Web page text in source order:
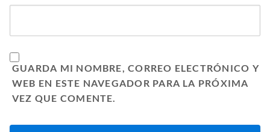
GUARDA MI NOMBRE, CORREO ELECTRÓNICO Y
WEB EN ESTE NAVEGADOR PARA LA PRÓXIMA
VEZ QUE COMENTE.